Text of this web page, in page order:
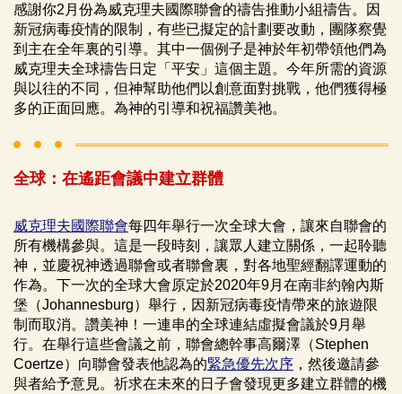
感謝你2月份為威克理夫國際聯會的禱告推動小組禱告。因
新冠病毒疫情的限制，有些已擬定的計劃要改動，團隊察覺
到主在全年裏的引導。其中一個例子是神於年初帶領他們為
威克理夫全球禱告日定「平安」這個主題。今年所需的資源
與以往的不同，但神幫助他們以創意面對挑戰，他們獲得極
多的正面回應。為神的引導和祝福讚美祂。
全球：在遙距會議中建立群體
威克理夫國際聯會每四年舉行一次全球大會，讓來自聯會的
所有機構參與。這是一段時刻，讓眾人建立關係，一起聆聽
神，並慶祝神透過聯會或者聯會裏，對各地聖經翻譯運動的
作為。下一次的全球大會原定於2020年9月在南非約翰內斯
堡（Johannesburg）舉行，因新冠病毒疫情帶來的旅遊限
制而取消。讚美神！一連串的全球連結虛擬會議於9月舉
行。在舉行這些會議之前，聯會總幹事高爾澤（Stephen
Coertze）向聯會發表他認為的緊急優先次序 ，然後邀請參
與者給予意見。祈求在未來的日子會發現更多建立群體的機